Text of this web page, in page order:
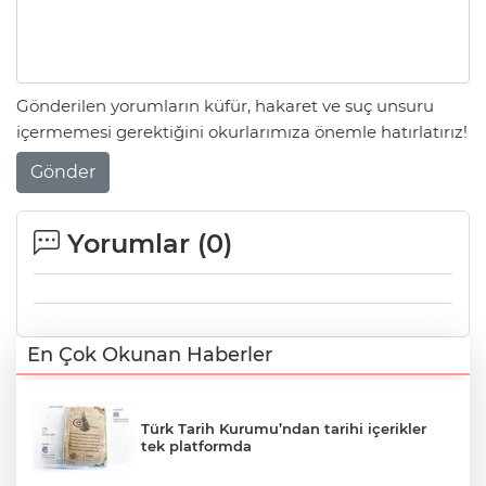
Gönderilen yorumların küfür, hakaret ve suç unsuru
içermemesi gerektiğini okurlarımıza önemle hatırlatırız!
Gönder
Yorumlar (0)
En Çok Okunan Haberler
Türk Tarih Kurumu’ndan tarihi içerikler
tek platformda